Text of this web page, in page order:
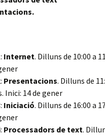
Internet. Dilluns de 10:00 a
Presentacions. Dilluns de
Inici: 14 de gener
Iniciació. Dilluns de 16:00 a
Processadors de text.